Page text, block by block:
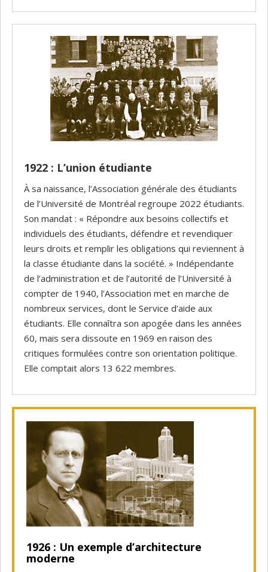
1922 : L’union étudiante
À sa naissance, l’Association générale des étudiants
de l’Université de Montréal regroupe 2022 étudiants.
Son mandat : « Répondre aux besoins collectifs et
individuels des étudiants, défendre et revendiquer
leurs droits et remplir les obligations qui reviennent à
la classe étudiante dans la société. » Indépendante
de l’administration et de l’autorité de l’Université à
compter de 1940, l’Association met en marche de
nombreux services, dont le Service d’aide aux
étudiants. Elle connaîtra son apogée dans les années
60, mais sera dissoute en 1969 en raison des
critiques formulées contre son orientation politique.
Elle comptait alors 13 622 membres.
1926 : Un exemple d’architecture
moderne